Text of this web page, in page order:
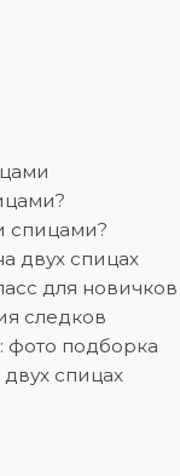
спицами?
двух спицах
для новичков
следков
фото подборка
спицах